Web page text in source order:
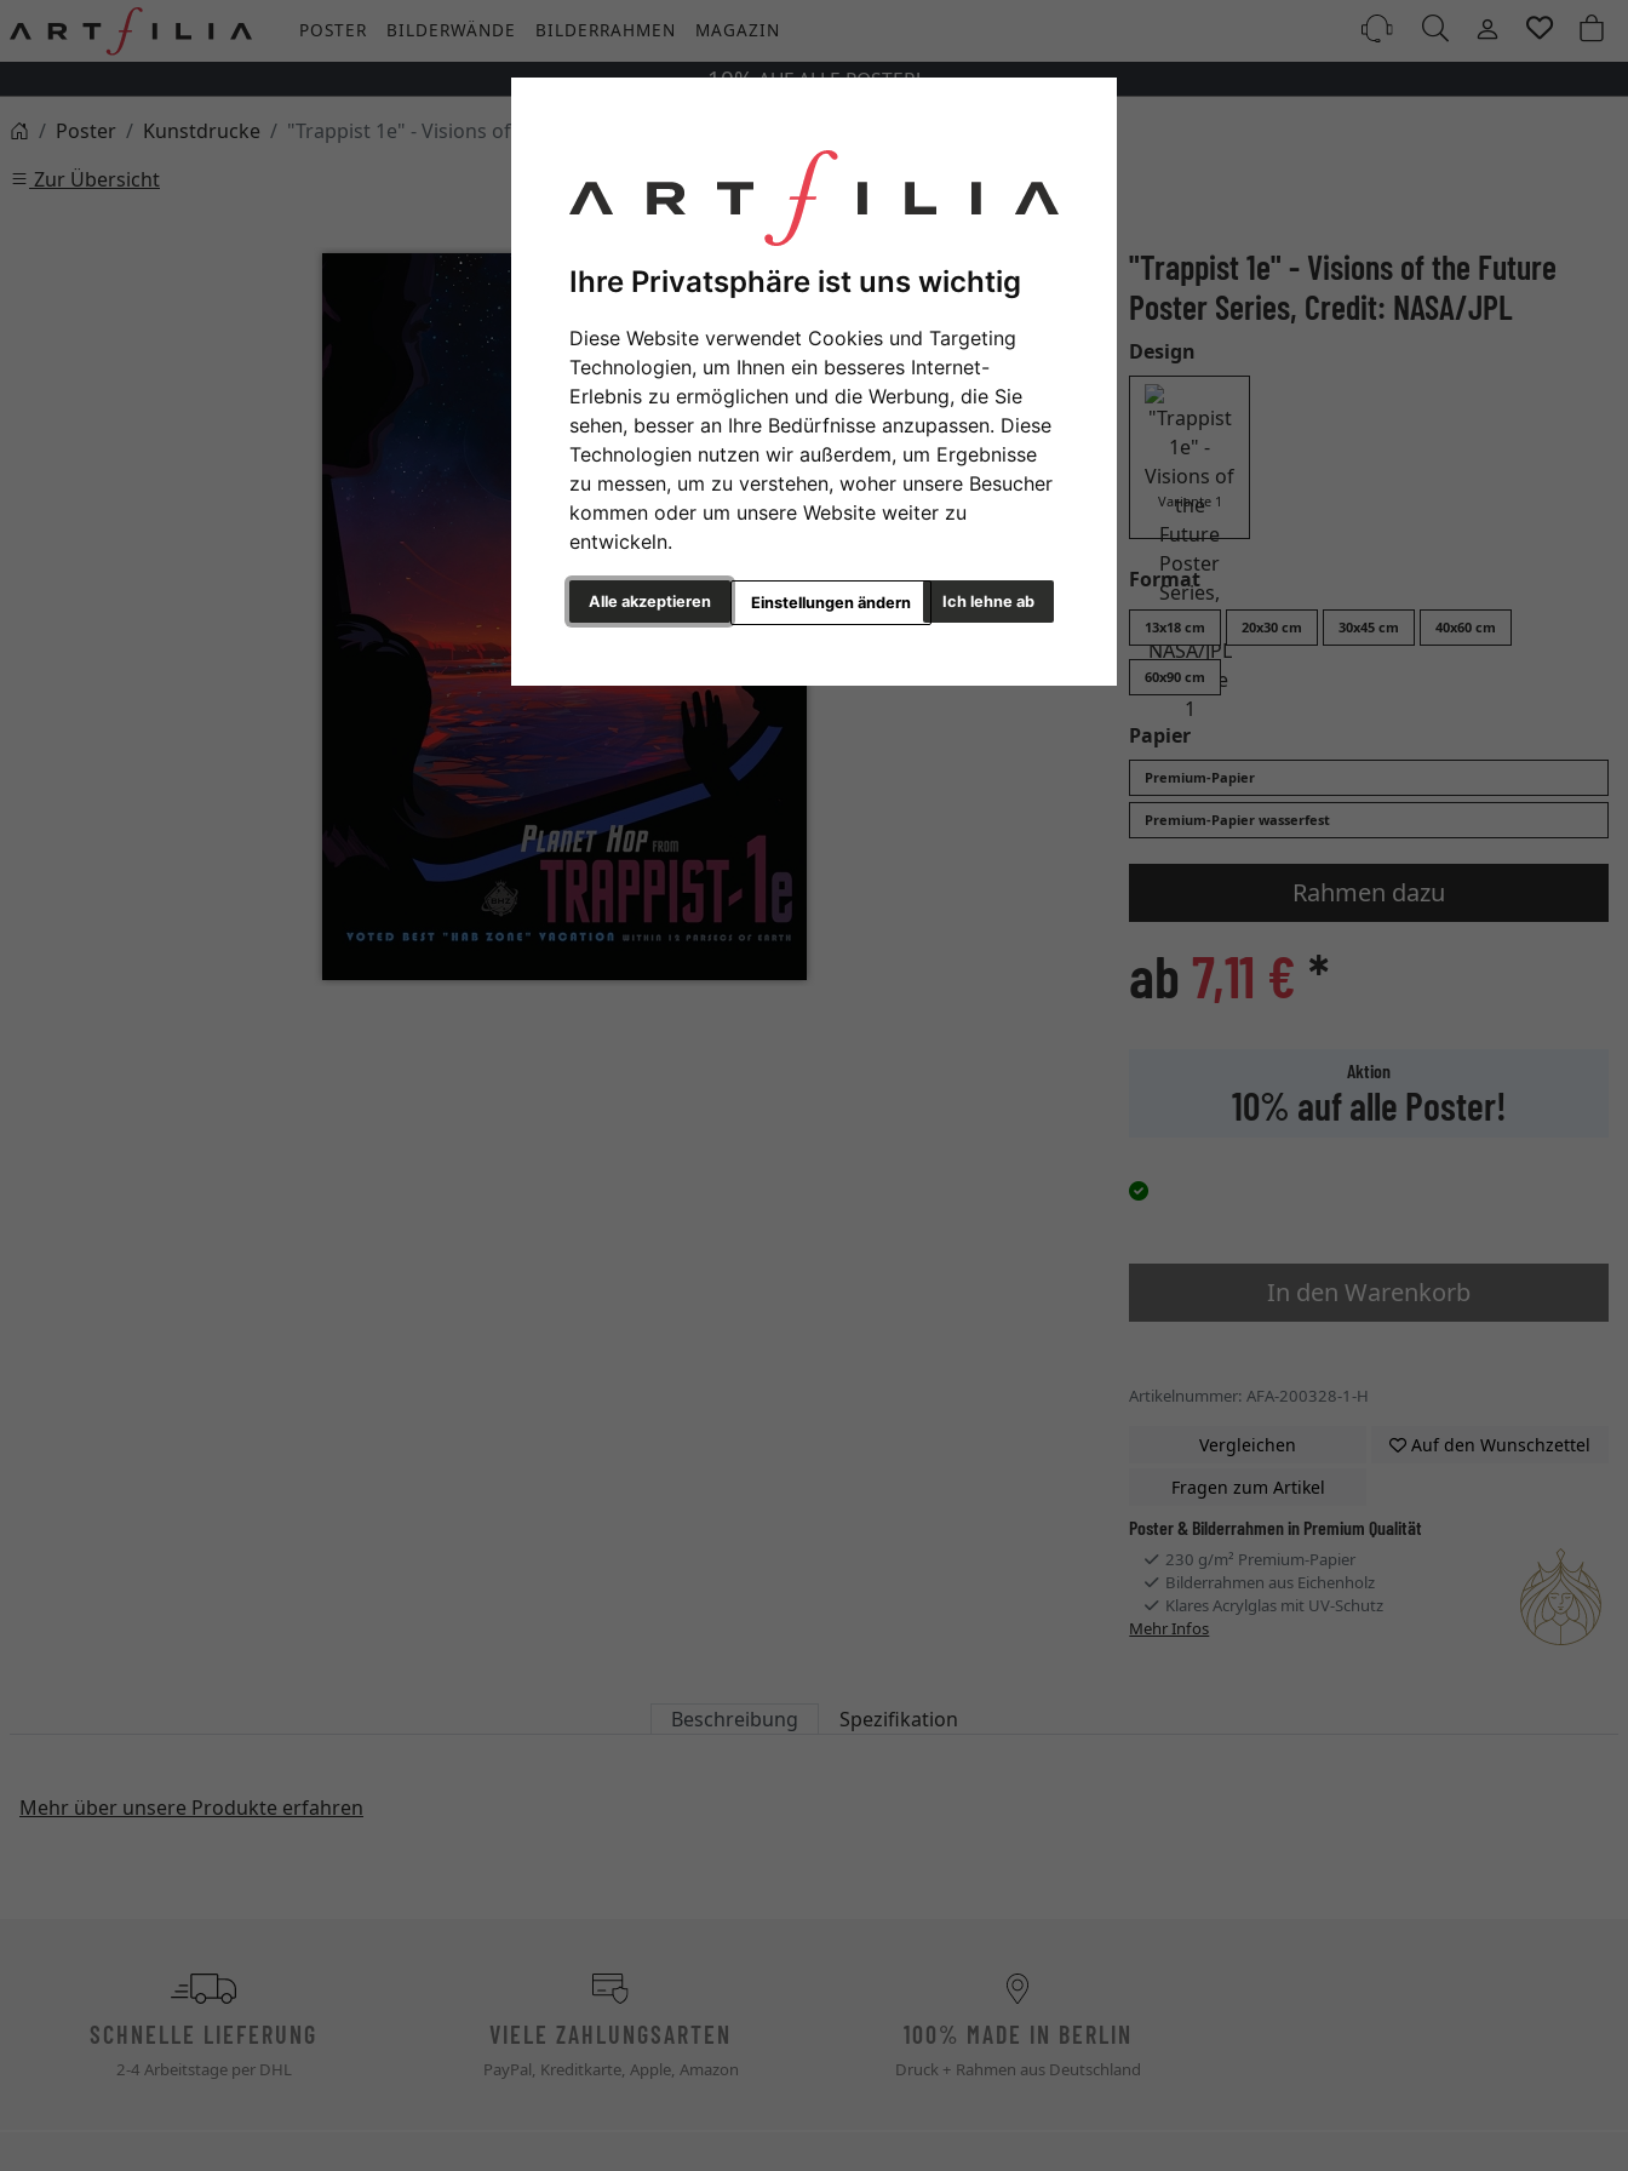
Ihre Privatsphäre ist uns wichtig
Diese Website verwendet Cookies und Targeting
Technologien, um Ihnen ein besseres Internet-
Erlebnis zu ermöglichen und die Werbung, die Sie
sehen, besser an Ihre Bedürfnisse anzupassen. Diese
Technologien nutzen wir außerdem, um Ergebnisse
zu messen, um zu verstehen, woher unsere Besucher
kommen oder um unsere Website weiter zu
entwickeln.
Alle akzeptieren Ich lehne ab
Einstellungen ändern
POSTER BILDERWÄNDE BILDERRAHMEN MAGAZIN
10%AUFALLEPOSTER!
Poster
Kunstdrucke
"Trappist 1e" - Visions of the Future Poster Series, Credit: NASA/JPL
Zur Übersicht
"Trappist 1e" - Visions of the Future
Poster Series, Credit: NASA/JPL
Design
Variante 1
Format
13x18 cm 20x30 cm 30x45 cm 40x60 cm
60x90 cm
Papier
Premium-Papier
Premium-Papier wasserfest
Rahmen dazu
ab 7,11 € *
Aktion
10% auf alle Poster!
In den Warenkorb
Artikelnummer: AFA-200328-1-H
Vergleichen
Auf den Wunschzettel
Fragen zum Artikel
Poster & Bilderrahmen in Premium Qualität
230 g/m² Premium-Papier
Bilderrahmen aus Eichenholz
Klares Acrylglas mit UV-Schutz
Mehr Infos
Beschreibung Spezifikation
Mehr über unsere Produkte erfahren
SCHNELLE LIEFERUNG
2-4 Arbeitstage per DHL
VIELE ZAHLUNGSARTEN
PayPal, Kreditkarte, Apple, Amazon
100% MADE IN BERLIN
Druck + Rahmen aus Deutschland